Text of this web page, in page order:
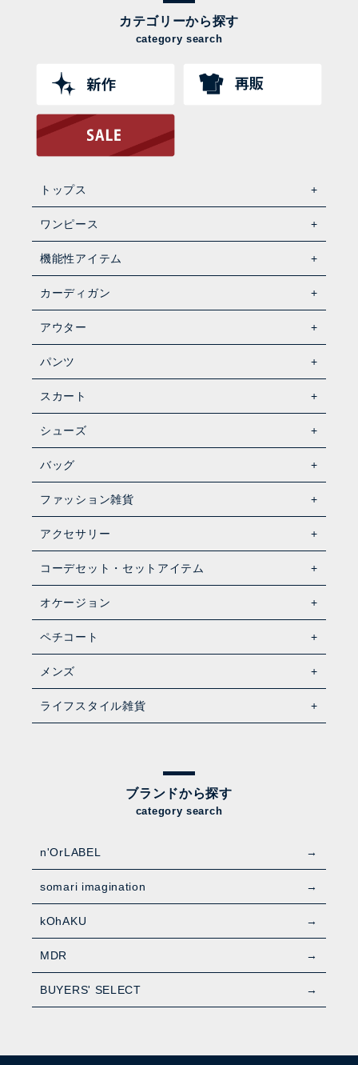
カテゴリーから探す
category search
トップス
ワンピース
機能性アイテム
カーディガン
アウター
パンツ
スカート
シューズ
バッグ
ファッション雑貨
アクセサリー
コーデセット・セットアイテム
オケージョン
ペチコート
メンズ
ライフスタイル雑貨
ブランドから探す
category search
n'OrLABEL
somari imagination
kOhAKU
MDR
BUYERS' SELECT